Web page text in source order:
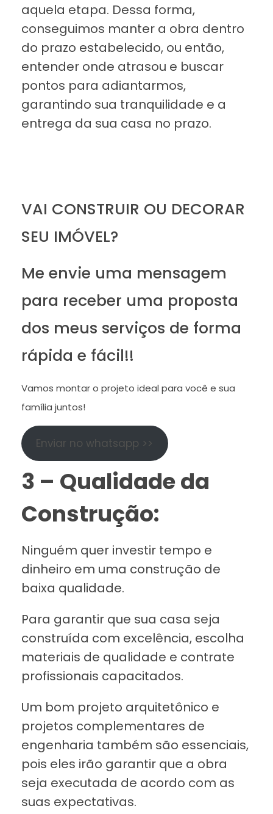
aquela etapa. Dessa forma,
conseguimos manter a obra dentro
do prazo estabelecido, ou então,
entender onde atrasou e buscar
pontos para adiantarmos,
garantindo sua tranquilidade e a
entrega da sua casa no prazo.
VAI CONSTRUIR OU DECORAR
SEU IMÓVEL?
Me envie uma mensagem
para receber uma proposta
dos meus serviços de forma
rápida e fácil!!
Vamos montar o projeto ideal para você e sua
família juntos!
Enviar no whatsapp >>
3 – Qualidade da
Construção:
Ninguém quer investir tempo e
dinheiro em uma construção de
baixa qualidade.
Para garantir que sua casa seja
construída com excelência, escolha
materiais de qualidade e contrate
profissionais capacitados.
Um bom projeto arquitetônico e
projetos complementares de
engenharia também são essenciais,
pois eles irão garantir que a obra
seja executada de acordo com as
suas expectativas.